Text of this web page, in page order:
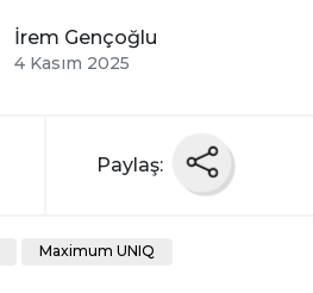
İrem Gençoğlu
4 Kasım 2025
Paylaş:
Maximum UNIQ